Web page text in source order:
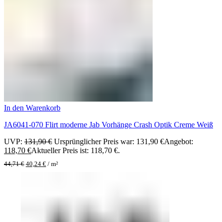
In den Warenkorb
JA6041-070 Flirt moderne Jab Vorhänge Crash Optik Creme Weiß
UVP: 131,90€ Ursprünglicher Preis war: 131,90 €Angebot:
118,70 €Aktueller Preis ist: 118,70 €.
44,71€ 40,24 € / m²